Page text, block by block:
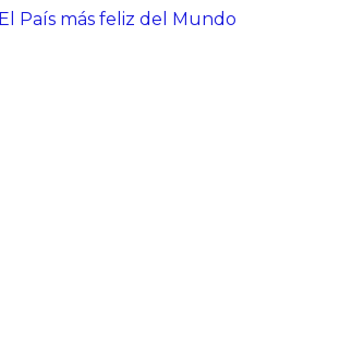
El País más feliz del Mundo